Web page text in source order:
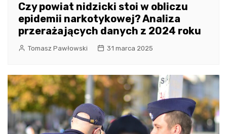
Czy powiat nidzicki stoi w obliczu
epidemii narkotykowej? Analiza
przerażających danych z 2024 roku
Tomasz Pawłowski 31 marca 2025